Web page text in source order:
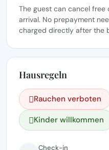
The guest can cancel
arrival. No prepayment
charged directly after the
Hausregeln
Rauchen verboten
Kinder willkommen
Check-in